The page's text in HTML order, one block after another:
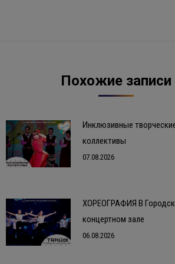
Похожие записи
Инклюзивные
коллективы
07.08.2026
ХОРЕОГРАФИЯ В
концертном зале
06.08.2026